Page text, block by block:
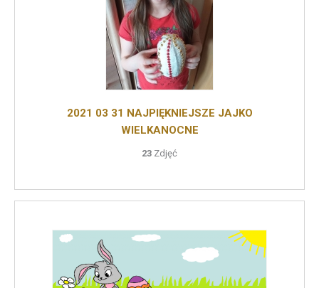
2021 03 31 NAJPIĘKNIEJSZE JAJKO
WIELKANOCNE
23 Zdjęć